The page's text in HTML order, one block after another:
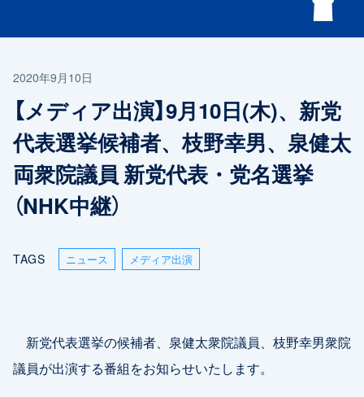
2020年9月10日
【メディア出演】9月10日(木)、新党
代表選挙候補者、枝野幸男、泉健太
両衆院議員 新党代表・党名選挙
（NHK中継）
TAGS ニュース メディア出演
新党代表選挙の候補者、泉健太衆院議員、枝野幸男衆院
議員が出演する番組をお知らせいたします。